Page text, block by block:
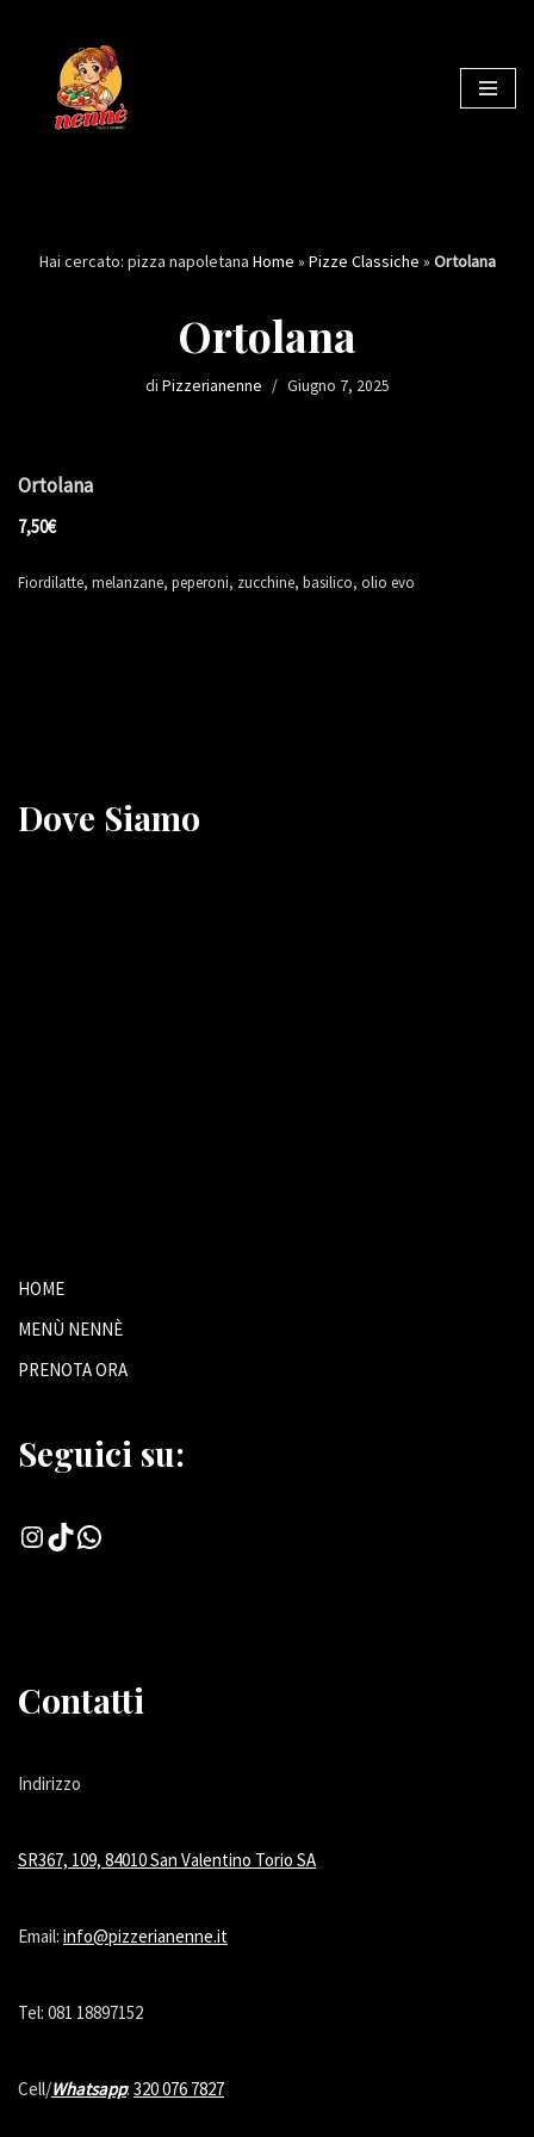
contenuto
Hai cercato: pizza napoletana Home » Pizze Classiche » Ortolana
Ortolana
di Pizzerianenne Giugno 7, 2025
Ortolana
7,50€
Fiordilatte, melanzane, peperoni, zucchine, basilico, olio evo
Dove Siamo
HOME
MENÙ NENNÈ
PRENOTA ORA
Seguici su:
Contatti
Indirizzo
SR367, 109, 84010 San Valentino Torio SA
Email: info@pizzerianenne.it
Tel: 081 18897152
Cell/Whatsapp: 320 076 7827